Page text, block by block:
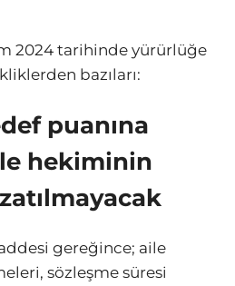
2024 tarihinde yürürlüğe
bazıları:
puanına
hekiminin
gereğince; aile
sözleşme süresi